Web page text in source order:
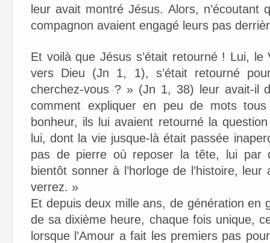
leur avait montré Jésus. Alors,
compagnon avaient engagé leurs pas
Et voilà que Jésus s’était retourné ! Lui,
vers Dieu (Jn 1, 1), s’était retourné
cherchez-vous ? » (Jn 1, 38) leur avait-il
comment expliquer en peu de mots
bonheur, ils lui avaient retourné la
lui, dont la vie jusque-là était passée
pas de pierre où reposer la tête, lui par
bientôt sonner à l’horloge de l’histoire,
verrez. »
Et depuis deux mille ans, de génération en
de sa dixième heure, chaque fois unique,
lorsque l’Amour a fait les premiers pas